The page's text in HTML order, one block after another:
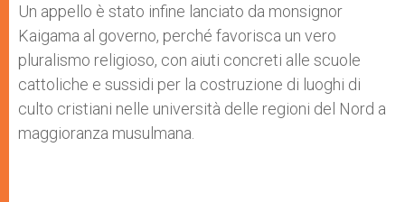
Un appello è stato infine lanciato da monsignor
Kaigama al governo, perché favorisca un vero
pluralismo religioso, con aiuti concreti alle scuole
cattoliche e sussidi per la costruzione di luoghi di
culto cristiani nelle università delle regioni del Nord a
maggioranza musulmana.